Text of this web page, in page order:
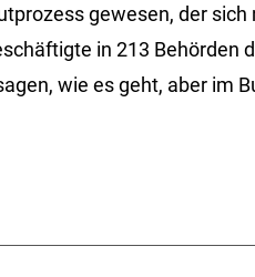
gewesen, der
in 213 Behörden
wie es geht, aber im